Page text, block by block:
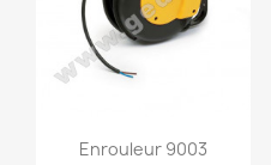
Aperçu rapide
Enrouleur 9003